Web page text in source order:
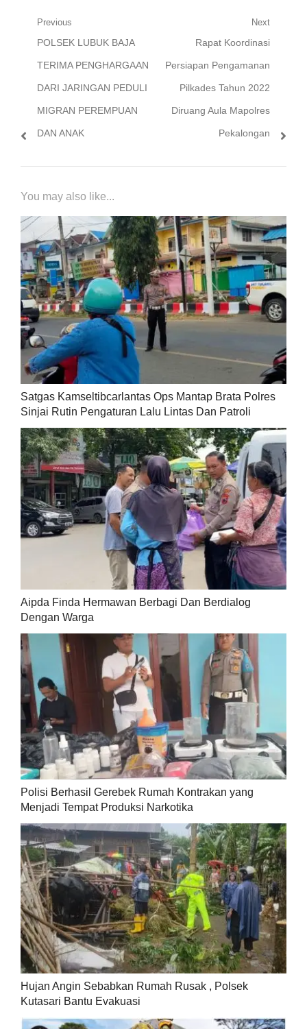
Navigasi
pos
Previous
Previous
post:
POLSEK LUBUK BAJA
TERIMA PENGHARGAAN
DARI JARINGAN PEDULI
MIGRAN PEREMPUAN
DAN ANAK
Next
Next
post:
Rapat Koordinasi
Persiapan Pengamanan
Pilkades Tahun 2022
Diruang Aula Mapolres
Pekalongan
You may also like...
Satgas Kamseltibcarlantas Ops Mantap Brata Polres
Sinjai Rutin Pengaturan Lalu Lintas Dan Patroli
Aipda Finda Hermawan Berbagi Dan Berdialog
Dengan Warga
Polisi Berhasil Gerebek Rumah Kontrakan yang
Menjadi Tempat Produksi Narkotika
Hujan Angin Sebabkan Rumah Rusak , Polsek
Kutasari Bantu Evakuasi